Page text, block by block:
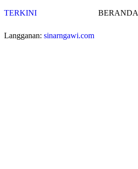
TERKINI BERANDA
Langganan: sinarngawi.com